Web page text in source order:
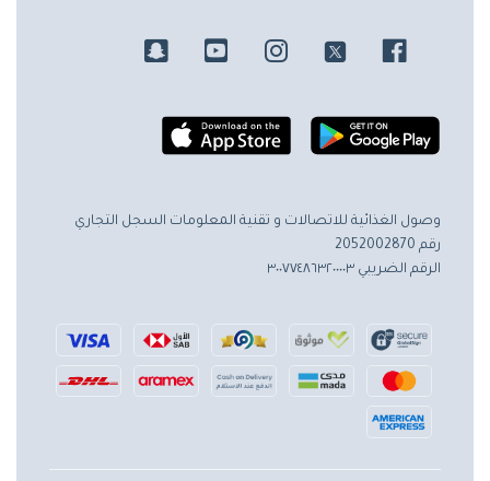
وصول الغذائية للاتصالات و تقنية المعلومات السجل التجاري
رقم 2052002870
الرقم الضريبي ٣٠٠٧٧٤٨٦٣٢٠٠٠٠٣